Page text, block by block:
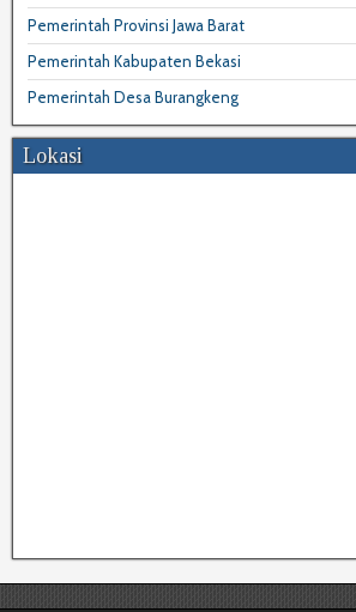
Pemerintah Provinsi Jawa Barat
Pemerintah Kabupaten Bekasi
Pemerintah Desa Burangkeng
Lokasi